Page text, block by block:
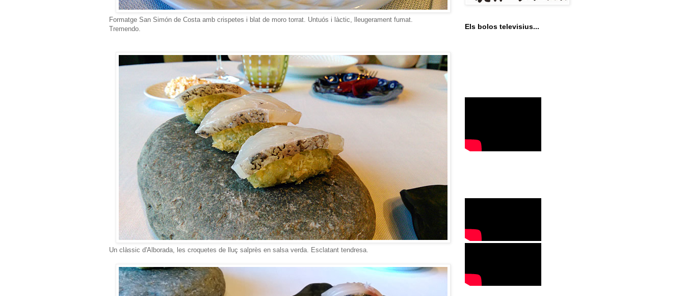
Formatge San Simón de Costa amb crispetes i blat de moro torrat. Untuós i làctic, lleugerament fumat.
Tremendo.
Un clàssic d'Alborada, les croquetes de lluç salprès en salsa verda. Esclatant tendresa.
Els bolos televisius...